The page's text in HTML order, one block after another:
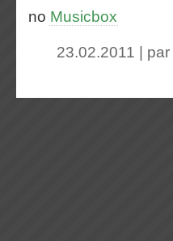
no Musicbox
23.02.2011 | par